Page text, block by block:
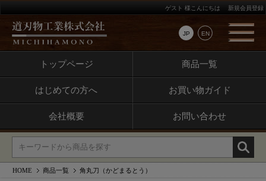
JP EN
ゲスト 様こんにちは 新規会員登録
トップページ 商品一覧
はじめての方へ お買い物ガイド
会社概要 お問い合わせ
HOME 商品一覧 角丸刀（かどまるとう）